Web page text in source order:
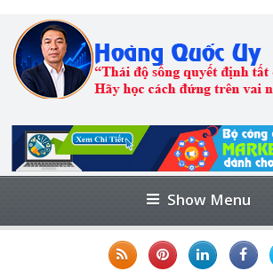
Show Menu